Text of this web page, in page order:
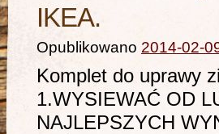
IKEA.
Opublikowano 2014-02-
Komplet do uprawy
1.WYSIEWAĆ OD
NAJLEPSZYCH